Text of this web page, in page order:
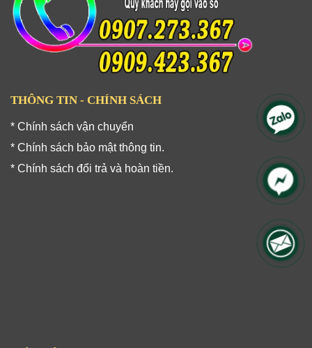
THÔNG TIN - CHÍNH SÁCH
* Chính sách vận chuyển
* Chính sách bảo mật thông tin.
* Chính sách đổi trả và hoàn tiền.